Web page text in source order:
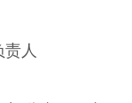
人